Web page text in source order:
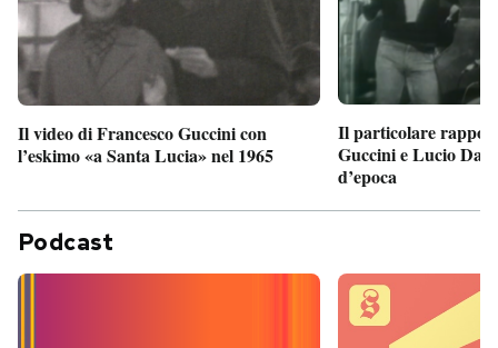
Il video di Francesco Guccini con
l’eskimo «a Santa Lucia» nel 1965
Il particolare
Guccini e Lucio
d’epoca
Podcast